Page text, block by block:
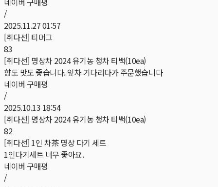
/
2025.11.27 01:57
[취다선] 티머그
83
[취다선] 명상차 2024 유기농 청차 티백(10ea)
향도 맛도 좋습니다. 잎차 기다리다가 주문했습니다
네이버 구매평
/
2025.10.13 18:54
[취다선] 명상차 2024 유기농 청차 티백(10ea)
82
[취다선] 1인 차茶 명상 다기 세트
1인다기세트 너무 좋아요.
네이버 구매평
/